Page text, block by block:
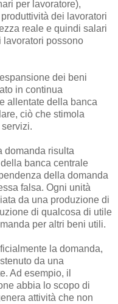
per lavoratore),
dei lavoratori
reale e quindi salari
lavoratori possono
dei beni
in continua
allentate della banca
ciò che stimola
domanda risulta
banca centrale
della domanda
falsa. Ogni unità
da una produzione di
di qualcosa di utile
per altri beni utili.
la domanda,
da una
Ad esempio, il
abbia lo scopo di
attività che non